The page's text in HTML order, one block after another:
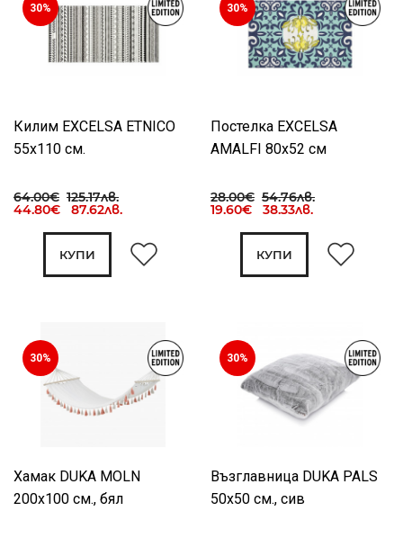
30%
Килим EXCELSA ETNICO
55х110 см.
64.00€ 125.17лв.
44.80€ 87.62лв.
КУПИ
30%
Постелка EXCELSA
AMALFI 80x52 см
28.00€ 54.76лв.
19.60€ 38.33лв.
КУПИ
30%
Хамак DUKA MOLN
200x100 см., бял
30%
Възглавница DUKA PALS
50x50 см., сив